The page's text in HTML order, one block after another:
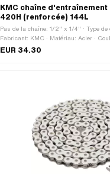
KMC chaîne
420H (renforcée) 144L
Pas de la chaîne: 1/2" x 1/4" · Type de
Fabricant: KMC · Matériau: Acier ·
maillons: 144 pcs · Circonférence de
EUR 34.30